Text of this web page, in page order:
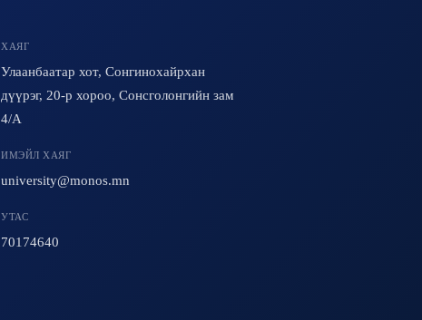
ХАЯГ
Улаанбаатар хот, Сонгинохайрхан
дүүрэг, 20-р хороо, Сонсголонгийн зам
4/A
ИМЭЙЛ ХАЯГ
university@monos.mn
УТАС
70174640